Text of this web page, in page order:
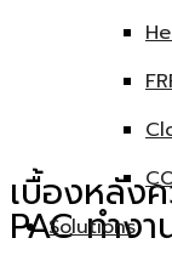
Solutions
หน้าจอสัมผัส HMI
Service ผ่าน
เบื้องหลัง
PAC ทำงา